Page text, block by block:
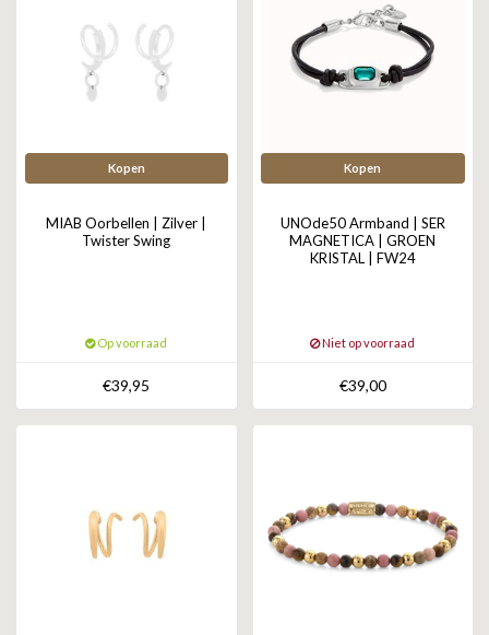
Kopen
MIAB Oorbellen | Zilver |
Twister Swing
Op voorraad
€39,95
Kopen
UNOde50 Armband | SER
MAGNETICA | GROEN
KRISTAL | FW24
Niet op voorraad
€39,00